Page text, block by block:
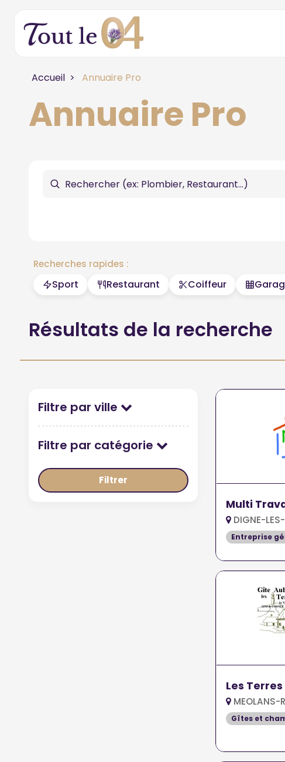
Accueil Annuaire Pro
Annuaire Pro
Recherches rapides :
Sport Restaurant Coiffeur
Résultats de la recherche
Filtre par ville
Filtre par catégorie
Filtrer
Multi
DIGNE-
Entreprise
Les
MEOLANS-
Gîtes et